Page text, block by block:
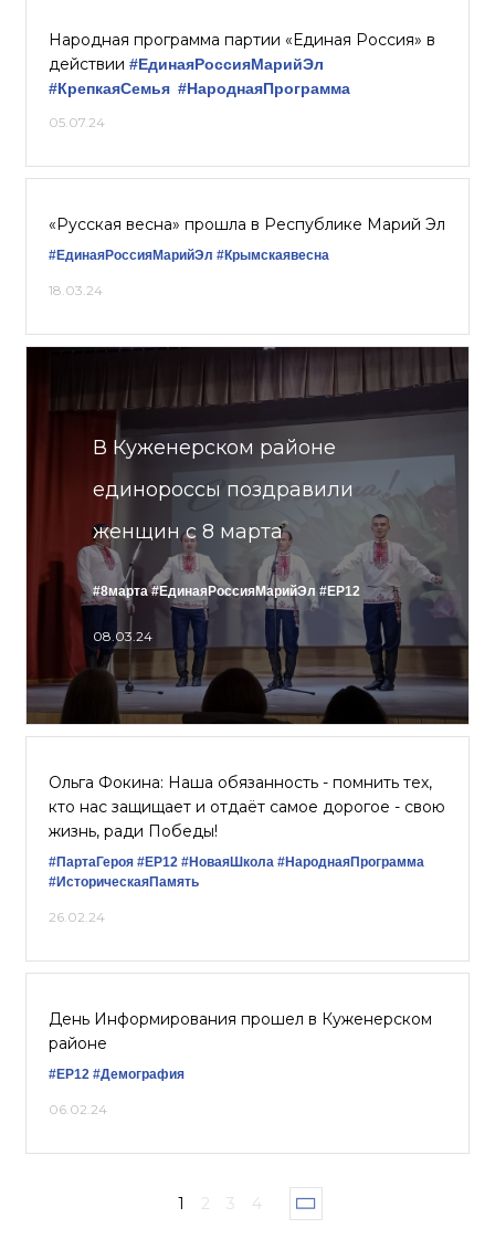
Народная программа партии «Единая Россия» в
действии #ЕдинаяРоссияМарийЭл
#КрепкаяСемья #НароднаяПрограмма
05.07.24
«Русская весна» прошла в Республике Марий Эл
#ЕдинаяРоссияМарийЭл #Крымскаявесна
18.03.24
В Куженерском районе
единороссы поздравили
женщин с 8 марта
#8марта #ЕдинаяРоссияМарийЭл #ЕР12
08.03.24
Ольга Фокина: Наша обязанность - помнить тех,
кто нас защищает и отдаёт самое дорогое - свою
жизнь, ради Победы!
#ПартаГероя #ЕР12 #НоваяШкола #НароднаяПрограмма
#ИсторическаяПамять
26.02.24
День Информирования прошел в Куженерском
районе
#ЕР12 #Демография
06.02.24
1 2 3 4